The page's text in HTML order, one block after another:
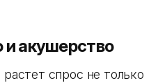
и акушерство
спрос не только